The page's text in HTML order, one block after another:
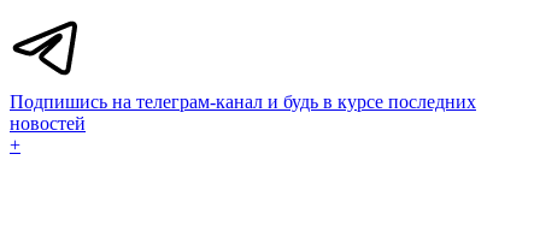
Подпишись на телеграм-канал и будь в курсе последних
новостей
+